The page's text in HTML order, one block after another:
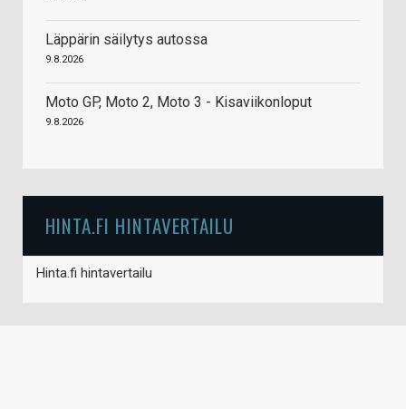
Läppärin säilytys autossa
9.8.2026
Moto GP, Moto 2, Moto 3 - Kisaviikonloput
9.8.2026
HINTA.FI HINTAVERTAILU
Hinta.fi hintavertailu